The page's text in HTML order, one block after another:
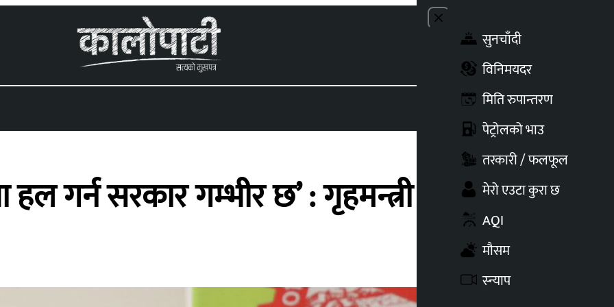
Close menu
सुनचाँदी
विनिमयदर
मिति रुपान्तरण
पेट्रोलको भाउ
तरकारी / फलफूल
मेरो एउटा कुरा छ
AQI
मौसम
स्न्याप
हल गर्न सरकार गम्भीर छ’ : गृहमन्त्री खाण